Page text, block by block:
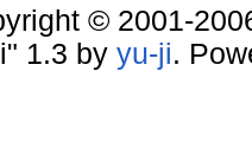
© 2001-
1.3 by yu-ji.